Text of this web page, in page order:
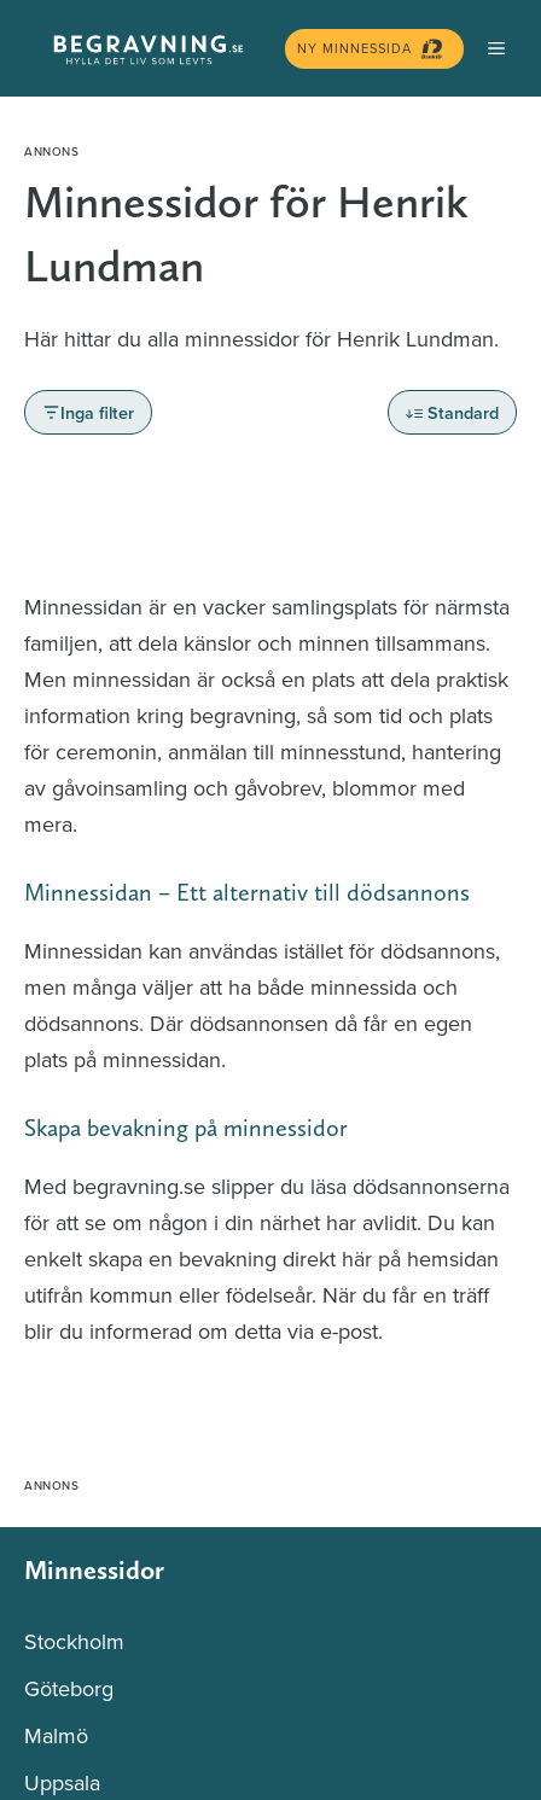
innehåll
NY MINNESSIDA
Minnessidor för Henrik
Lundman
Här hittar du alla minnessidor för Henrik Lundman.
Inga filter Standard
Minnessidan är en vacker samlingsplats för närmsta
familjen, att dela känslor och minnen tillsammans.
Men minnessidan är också en plats att dela praktisk
information kring begravning, så som tid och plats
för ceremonin, anmälan till minnesstund, hantering
av gåvoinsamling och gåvobrev, blommor med
mera.
Minnessidan – Ett alternativ till dödsannons
Minnessidan kan användas istället för dödsannons,
men många väljer att ha både minnessida och
dödsannons. Där dödsannonsen då får en egen
plats på minnessidan.
Skapa bevakning på minnessidor
Med begravning.se slipper du läsa dödsannonserna
för att se om någon i din närhet har avlidit. Du kan
enkelt skapa en bevakning direkt här på hemsidan
utifrån kommun eller födelseår. När du får en träff
blir du informerad om detta via e-post.
Minnessidor
Stockholm
Göteborg
Malmö
Uppsala